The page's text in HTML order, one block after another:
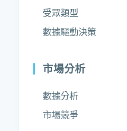
受眾類型
數據驅動決策
市場分析
數據分析
市場競爭